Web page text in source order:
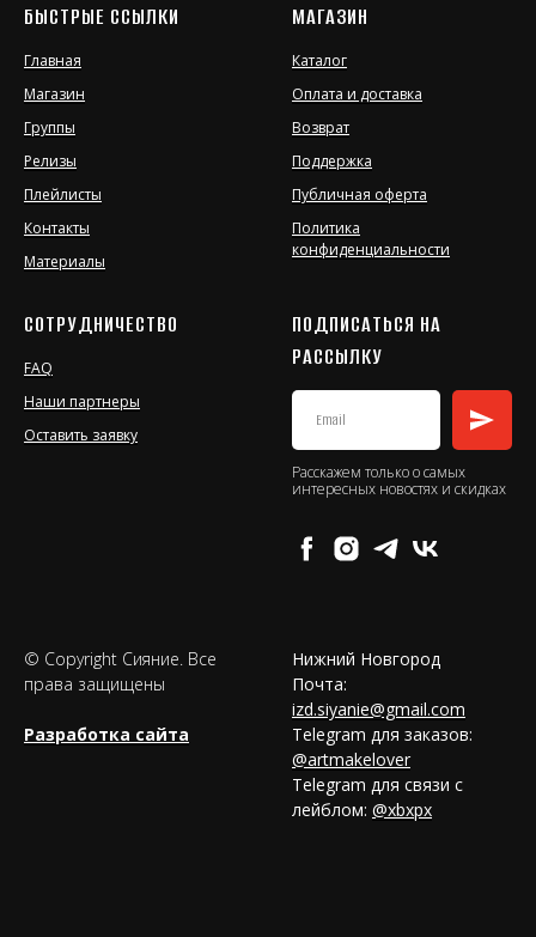
БЫСТРЫЕ ССЫЛКИ
Главная
Магазин
Группы
Релизы
Плейлисты
Контакты
Материалы
МАГАЗИН
Каталог
Оплата и доставка
Возврат
Поддержка
Публичная оферта
Политика
конфиденциальности
СОТРУДНИЧЕСТВО
FAQ
Наши партнеры
Оставить заявку
ПОДПИСАТЬСЯ НА
РАССЫЛКУ
Расскажем только о самых
интересных новостях и скидках
© Copyright Сияние. Все
права защищены
Разработка сайта
Нижний Новгород
Почта:
izd.siyanie@gmail.com
Telegram для заказов:
@artmakelover
Telegram для связи с
лейблом: @xbxpx